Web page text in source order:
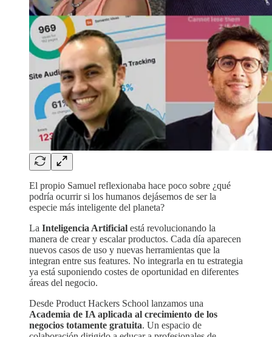
El propio Samuel reflexionaba hace poco sobre ¿qué
podría ocurrir si los humanos dejásemos de ser la
especie más inteligente del planeta?
La Inteligencia Artificial está revolucionando la
manera de crear y escalar productos. Cada día aparecen
nuevos casos de uso y nuevas herramientas que la
integran entre sus features. No integrarla en tu estrategia
ya está suponiendo costes de oportunidad en diferentes
áreas del negocio.
Desde Product Hackers School lanzamos una
Academia de IA aplicada al crecimiento de los
negocios totamente gratuita. Un espacio de